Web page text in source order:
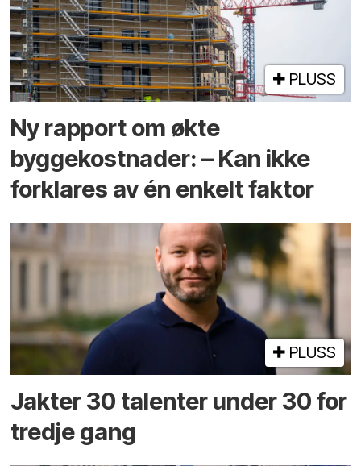
PLUSS
Ny rapport om økte
byggekostnader: – Kan ikke
forklares av én enkelt faktor
PLUSS
Jakter 30 talenter under 30 for
tredje gang